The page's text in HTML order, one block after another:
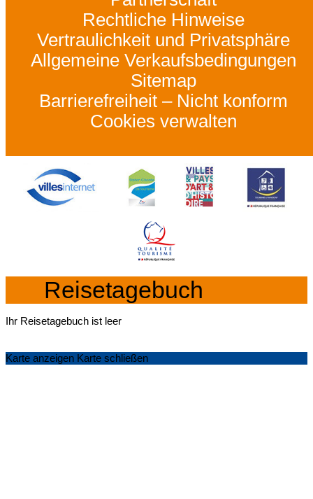
Rechtliche Hinweise
Vertraulichkeit und Privatsphäre
Allgemeine Verkaufsbedingungen
Sitemap
Barrierefreiheit – Nicht konform
Cookies verwalten
Reisetagebuch
Ihr Reisetagebuch ist leer
Karte anzeigen Karte schließen